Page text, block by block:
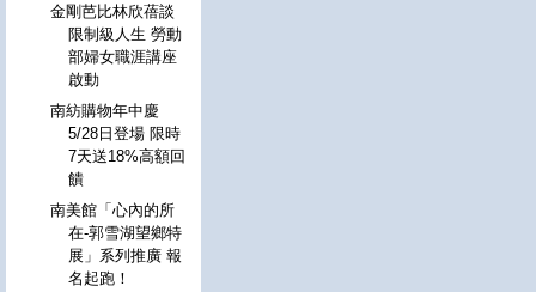
金剛芭比林欣蓓談
限制級人生 勞動
部婦女職涯講座
啟動
南紡購物年中慶
5/28日登場 限時
7天送18%高額回
饋
南美館「心內的所
在-郭雪湖望鄉特
展」系列推廣 報
名起跑！